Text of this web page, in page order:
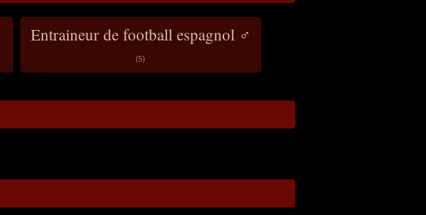
Entraineur de football espagnol ♂
(5)